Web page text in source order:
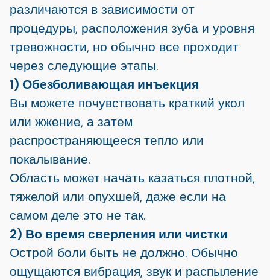
различаются в зависимости от
процедуры, расположения зуба и уровня
тревожности, но обычно все проходит
через следующие этапы.
1) Обезболивающая инъекция
Вы можете почувствовать краткий укол
или жжение, а затем
распространяющееся тепло или
покалывание.
Область может начать казаться плотной,
тяжелой или опухшей, даже если на
самом деле это не так.
2) Во время сверления или чистки
Острой боли быть не должно. Обычно
ощущаются вибрация, звук и распыление